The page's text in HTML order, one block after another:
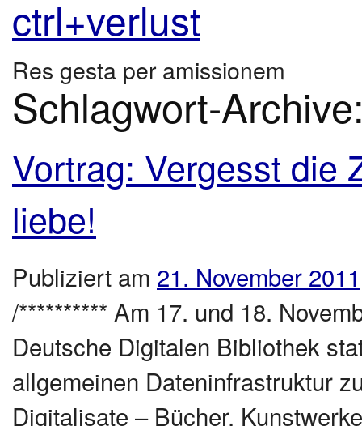
ctrl+verlust
Res gesta per amissionem
Schlagwort-
Vortrag: Vergesst die
liebe!
Publiziert am 21. November 2011
/********** Am 17. und 18.
Deutsche Digitalen Bibliothek
allgemeinen Dateninfrastruktur
Digitalisate – Bücher,